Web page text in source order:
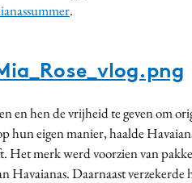
.
en hen de vrijheid te geven om
hun eigen manier, haalde
Het merk werd voorzien van
Havaianas. Daarnaast